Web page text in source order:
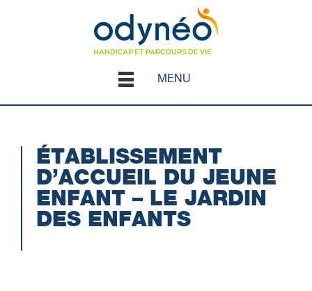
MENU
ÉTABLISSEMENT
D’ACCUEIL DU JEUNE
ENFANT – LE JARDIN
DES ENFANTS